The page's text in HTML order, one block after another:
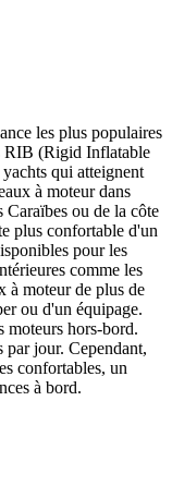
les plus populaires
RIB (Rigid Inflatable
qui atteignent
à moteur dans
Caraïbes ou de la côte
plus confortable d'un
pour les
comme les
à moteur de plus de
ou d'un équipage.
moteurs hors-bord.
par jour. Cependant,
confortables, un
à bord.